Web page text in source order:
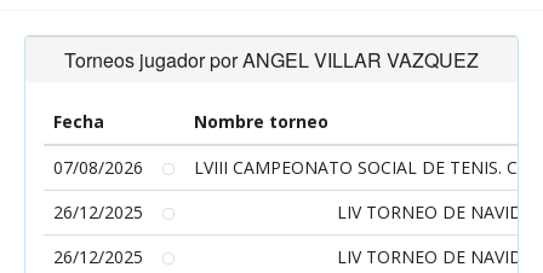
Torneos jugador por ANGEL VILLAR VAZQUEZ
Fecha
Nombre torneo
07/08/2026
LVIII CAMPEONATO SOCIAL DE TENIS.
26/12/2025
LIV TORNEO DE
26/12/2025
LIV TORNEO DE